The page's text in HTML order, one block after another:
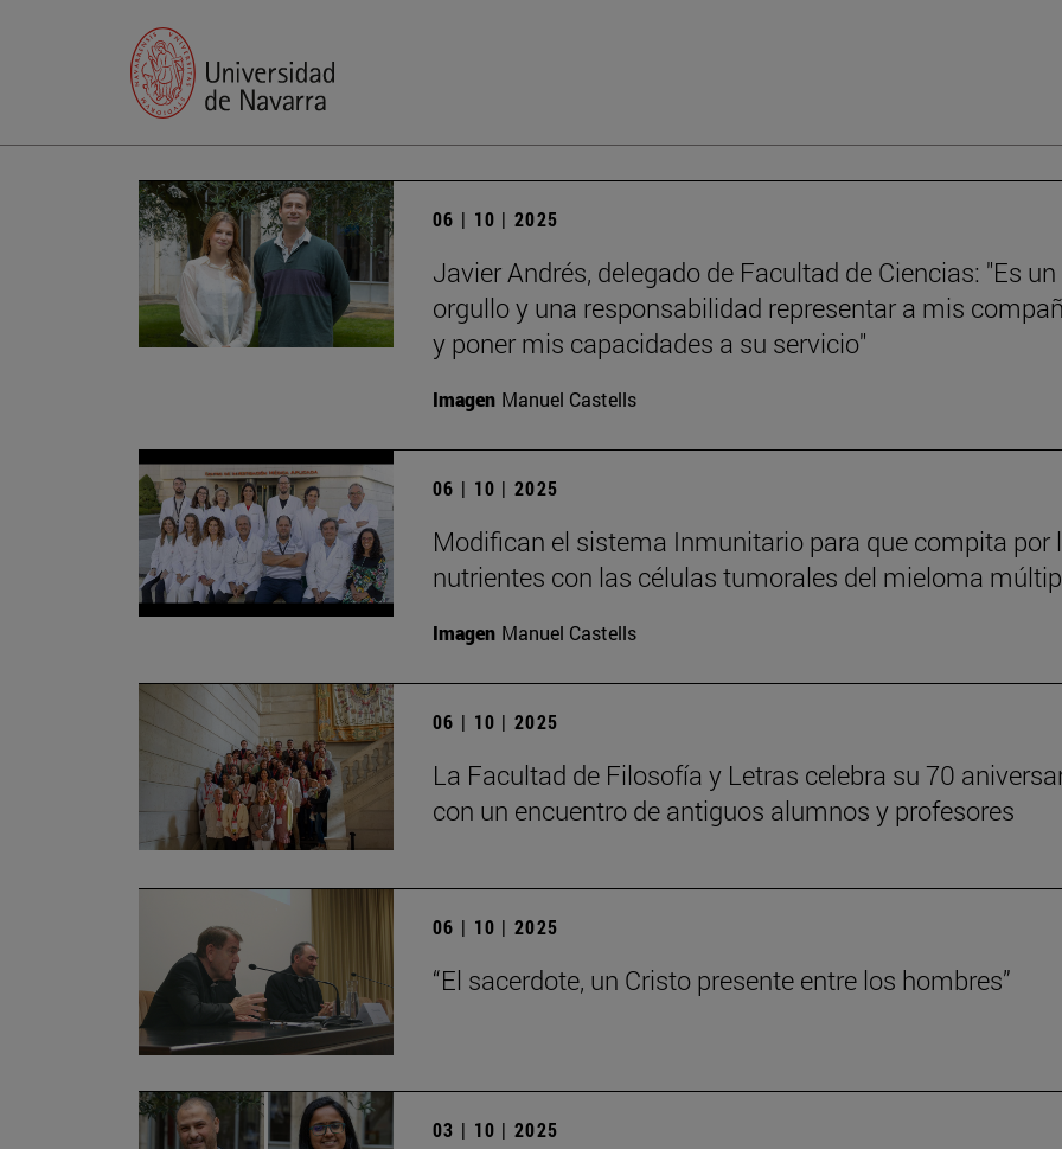
06 | 10 | 2025
Javier Andrés, delegado de Facultad de Ciencias: "Es un
orgullo y una responsabilidad representar a mis
y poner mis capacidades a su servicio"
Imagen Manuel Castells
06 | 10 | 2025
Modifican el sistema Inmunitario para que compita por
nutrientes con las células tumorales del mieloma
Imagen Manuel Castells
06 | 10 | 2025
La Facultad de Filosofía y Letras celebra su 70
con un encuentro de antiguos alumnos y profesores
06 | 10 | 2025
“El sacerdote, un Cristo presente entre los hombres”
03 | 10 | 2025